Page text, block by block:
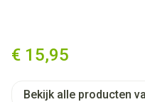
€ 15,95
Bekijk alle producten